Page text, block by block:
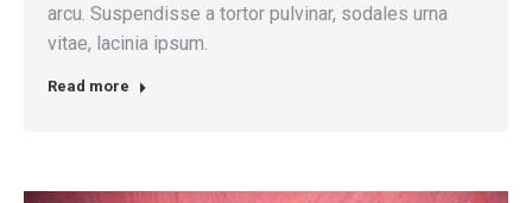
arcu. Suspendisse a tortor pulvinar, sodales urna
vitae, lacinia ipsum.
Read more